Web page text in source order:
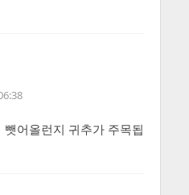
어올런지 귀추가 주목됩